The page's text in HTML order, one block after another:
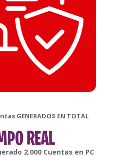
GENERADOS EN TOTAL
REAL
6.000Cuentas enAndroid